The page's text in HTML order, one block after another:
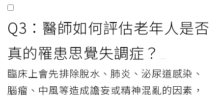
Q3：醫師如何評估老年人是否
真的罹患思覺失調症？
臨床上會先排除脫水、肺炎、泌尿道感染、
腦瘤、中風等造成譫妄或精神混亂的因素，